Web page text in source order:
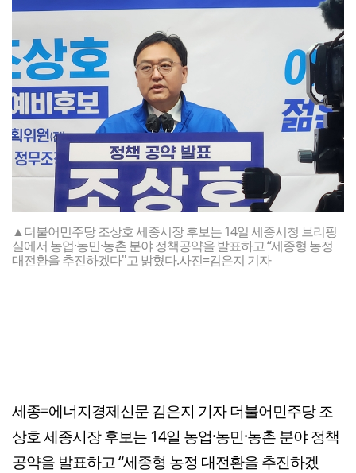
▲더불어민주당 조상호 세종시장 후보는 14일 세종시청 브리핑
실에서 농업·농민·농촌 분야 정책공약을 발표하고 “세종형 농정
대전환을 추진하겠다"고 밝혔다.사진=김은지 기자
세종=에너지경제신문 김은지 기자 더불어민주당 조
상호 세종시장 후보는 14일 농업·농민·농촌 분야 정책
공약을 발표하고 “세종형 농정 대전환을 추진하겠